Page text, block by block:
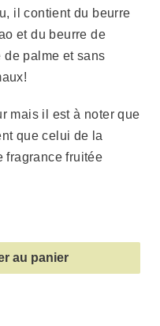
il contient du beurre
et du beurre de
de palme et sans
mais il est à noter que
que celui de la
fragrance fruitée
au panier